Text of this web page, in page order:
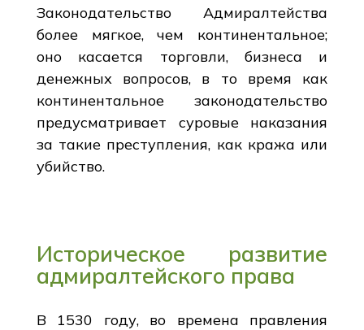
Законодательство Адмиралтейства
более мягкое, чем континентальное;
оно касается торговли, бизнеса и
денежных вопросов, в то время как
континентальное законодательство
предусматривает суровые наказания
за такие преступления, как кража или
убийство.
Историческое развитие
адмиралтейского права
В 1530 году, во времена правления